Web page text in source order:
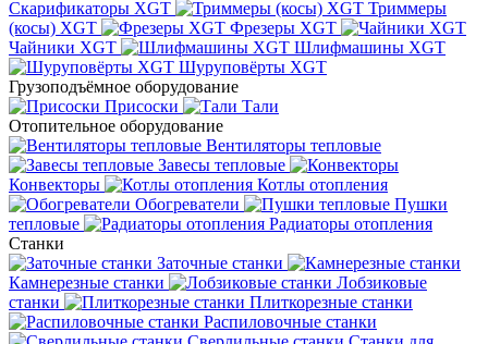
Скарификаторы XGT
Триммеры
(косы) XGT
Фрезеры XGT
Чайники XGT
Шлифмашины XGT
Шуруповёрты XGT
Грузоподъёмное оборудование
Присоски
Тали
Отопительное оборудование
Вентиляторы тепловые
Завесы тепловые
Конвекторы
Котлы отопления
Обогреватели
Пушки
тепловые
Радиаторы отопления
Станки
Заточные станки
Камнерезные станки
Лобзиковые
станки
Плиткорезные станки
Распиловочные станки